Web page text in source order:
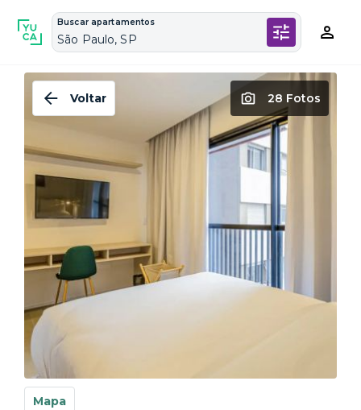
Buscar apartamentos
São Paulo, SP
Voltar 28 Fotos
Mapa